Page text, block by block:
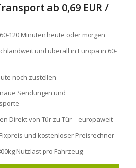
ab 0,69 EUR /
120 Minuten heute oder morgen
und überall in Europa in 60-
noch zustellen
Sendungen und
Direkt von Tür zu Tür – europaweit
und kostenloser Preisrechner
Nutzlast pro Fahrzeug